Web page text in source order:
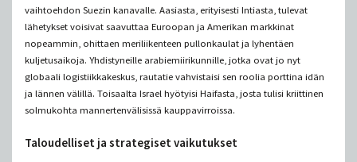
vaihtoehdon Suezin kanavalle. Aasiasta, erityisesti Intiasta, tulevat
lähetykset voisivat saavuttaa Euroopan ja Amerikan markkinat
nopeammin, ohittaen meriliikenteen pullonkaulat ja lyhentäen
kuljetusaikoja. Yhdistyneille arabiemiirikunnille, jotka ovat jo nyt
globaali logistiikkakeskus, rautatie vahvistaisi sen roolia porttina idän
ja lännen välillä. Toisaalta Israel hyötyisi Haifasta, josta tulisi kriittinen
solmukohta mannertenvälisissä kauppavirroissa.
Taloudelliset ja strategiset vaikutukset